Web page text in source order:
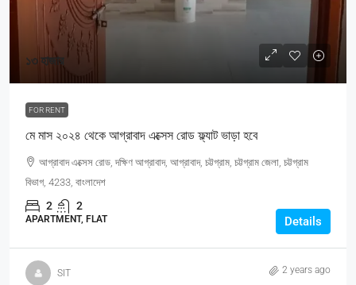
১৩ হাজার
FOR RENT
মে মাস ২০২৪ থেকে আগ্রাবাদ এক্সেস রোড ফ্ল্যাট ভাড়া হবে
আগ্রাবাদ এক্সেস রোড, দক্ষিণ আগ্রাবাদ, আগ্রাবাদ, চট্টগ্রাম, চট্টগ্রাম জেলা, চট্টগ্রাম
বিভাগ, 4233, বাংলাদেশ
2 2
APARTMENT, FLAT Details
SIT 2 years ago